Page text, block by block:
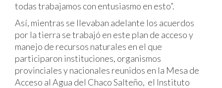
todas trabajamos con entusiasmo en esto”.
Así, mientras se llevaban adelante los acuerdos
por la tierra se trabajó en este plan de acceso y
manejo de recursos naturales en el que
participaron instituciones, organismos
provinciales y nacionales reunidos en la Mesa de
Acceso al Agua del Chaco Salteño, el Instituto